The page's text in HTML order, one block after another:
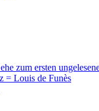
= Louis de Funès